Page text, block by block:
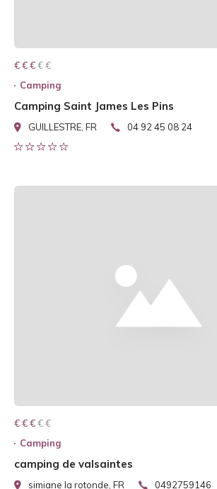
€ € € € €
€ € €
Camping
Camping Saint James Les Pins
GUILLESTRE, FR 04 92 45 08 24
€ € € € €
€ € €
Camping
camping de valsaintes
simiane la rotonde, FR 0492759146